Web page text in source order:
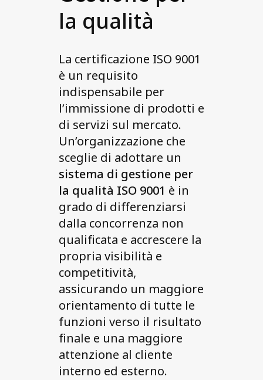
Personal data
Quality Certifications
Contact us
la qualità
La certificazione ISO 9001
è un requisito
indispensabile per
l’immissione di prodotti e
di servizi sul mercato.
Un’organizzazione che
sceglie di adottare un
sistema di gestione per
la qualità ISO 9001 è in
grado di differenziarsi
dalla concorrenza non
qualificata e accrescere la
propria visibilità e
competitività,
assicurando un maggiore
orientamento di tutte le
funzioni verso il risultato
finale e una maggiore
attenzione al cliente
interno ed esterno.